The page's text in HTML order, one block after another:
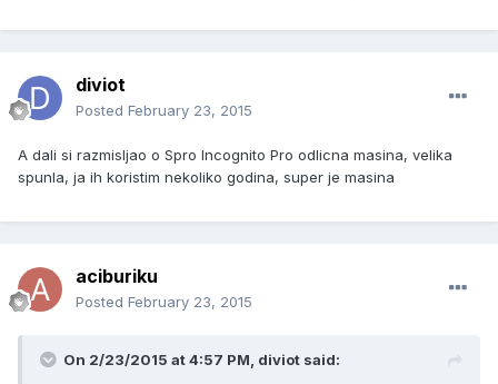
diviot
Posted February 23, 2015
A dali si razmisljao o Spro Incognito Pro odlicna masina, velika
spunla, ja ih koristim nekoliko godina, super je masina
aciburiku
Posted February 23, 2015
On 2/23/2015 at 4:57 PM, diviot said: